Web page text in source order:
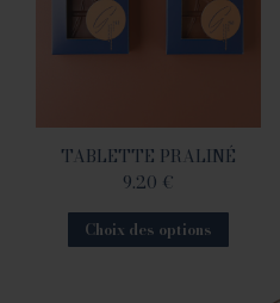
TABLETTE PRALINÉ
9.20 €
Choix des options